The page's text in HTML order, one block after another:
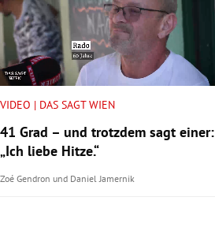
VIDEO | DAS SAGT WIEN
41 Grad – und trotzdem sagt einer:
„Ich liebe Hitze.“
Zoé Gendron und Daniel Jamernik